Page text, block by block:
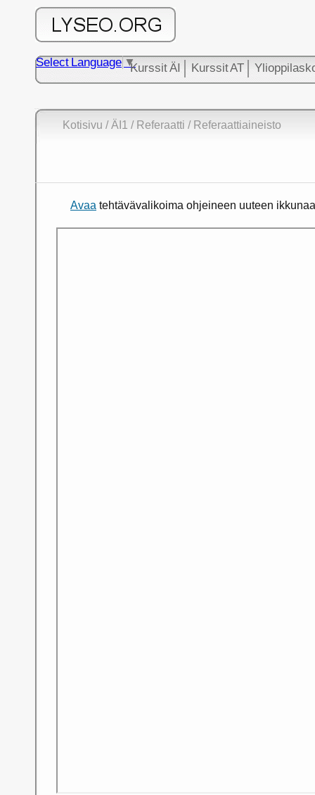
Kurssit ÄI Kurssit AT
Select Language ▼
Kotisivu /ÄI1 / Referaatti / Referaattiaineisto
Avaa tehtävävalikoima ohjeineen uuteen